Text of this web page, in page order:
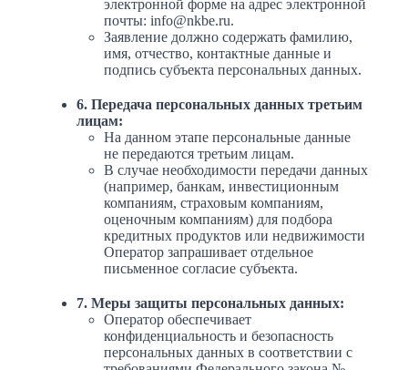
электронной форме на адрес электронной
почты: info@nkbe.ru.
Заявление должно содержать фамилию,
имя, отчество, контактные данные и
подпись субъекта персональных данных.
6. Передача персональных данных третьим
лицам:
На данном этапе персональные данные
не передаются третьим лицам.
В случае необходимости передачи данных
(например, банкам, инвестиционным
компаниям, страховым компаниям,
оценочным компаниям) для подбора
кредитных продуктов или недвижимости
Оператор запрашивает отдельное
письменное согласие субъекта.
7. Меры защиты персональных данных:
Оператор обеспечивает
конфиденциальность и безопасность
персональных данных в соответствии с